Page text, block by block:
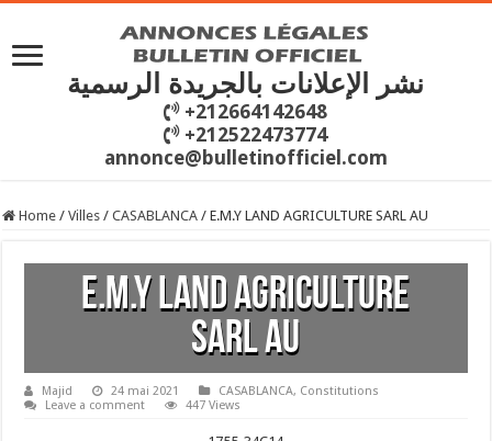
نشر الإعلانات بالجريدة الرسمية
+212664142648
+212522473774
annonce@bulletinofficiel.com
Home / Villes / CASABLANCA / E.M.Y LAND AGRICULTURE SARL AU
E.M.Y LAND AGRICULTURE
SARL AU
Majid 24 mai 2021 CASABLANCA, Constitutions
Leave a comment
447 Views